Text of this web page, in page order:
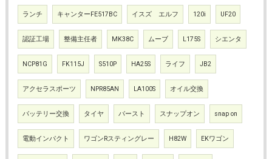
ランチ キャンターFE517BC イスズ エルフ 120i UF20
認証工場 整備主任者 MK38C ムーブ L175S シエンタ
NCP81G FK115J S510P HA25S ライフ JB2
アクセラスポーツ NPR85AN LA100S オイル交換
バッテリー交換 タイヤ バースト スナップオン snap on
電動インパクト ワゴンRスティングレー H82W EKワゴン